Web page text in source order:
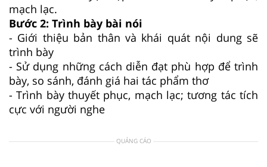
mạch lạc.
Bước 2: Trình bày bài nói
- Giới thiệu bản thân và khái quát nội dung sẽ
trình bày
- Sử dụng những cách diễn đạt phù hợp để trình
bày, so sánh, đánh giá hai tác phẩm thơ
- Trình bày thuyết phục, mạch lạc; tương tác tích
cực với người nghe
QUẢNG CÁO